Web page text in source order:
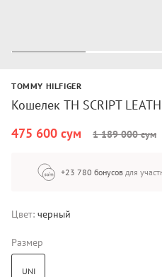
TOMMY HILFIGER
Кошелек TH SCRIPT
475 600 сум
1 189 000 сум
+23 780 бонусов для
Цвет: черный
Размер
UNI